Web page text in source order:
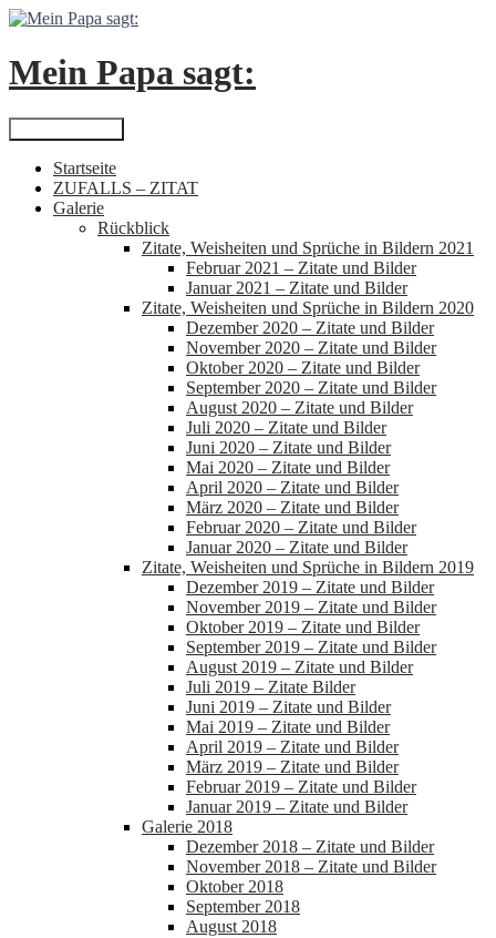
Zum
springen
Mein Papa sagt:
Suchen
Startseite
ZUFALLS – ZITAT
Galerie
Rückblick
Zitate, Weisheiten und Sprüche in Bildern 2021
Februar 2021 – Zitate und Bilder
Januar 2021 – Zitate und Bilder
Zitate, Weisheiten und Sprüche in Bildern 2020
Dezember 2020 – Zitate und Bilder
November 2020 – Zitate und Bilder
Oktober 2020 – Zitate und Bilder
September 2020 – Zitate und Bilder
August 2020 – Zitate und Bilder
Juli 2020 – Zitate und Bilder
Juni 2020 – Zitate und Bilder
Mai 2020 – Zitate und Bilder
April 2020 – Zitate und Bilder
März 2020 – Zitate und Bilder
Februar 2020 – Zitate und Bilder
Januar 2020 – Zitate und Bilder
Zitate, Weisheiten und Sprüche in Bildern 2019
Dezember 2019 – Zitate und Bilder
November 2019 – Zitate und Bilder
Oktober 2019 – Zitate und Bilder
September 2019 – Zitate und Bilder
August 2019 – Zitate und Bilder
Juli 2019 – Zitate Bilder
Juni 2019 – Zitate und Bilder
Mai 2019 – Zitate und Bilder
April 2019 – Zitate und Bilder
März 2019 – Zitate und Bilder
Februar 2019 – Zitate und Bilder
Januar 2019 – Zitate und Bilder
Galerie 2018
Dezember 2018 – Zitate und Bilder
November 2018 – Zitate und Bilder
Oktober 2018
September 2018
August 2018